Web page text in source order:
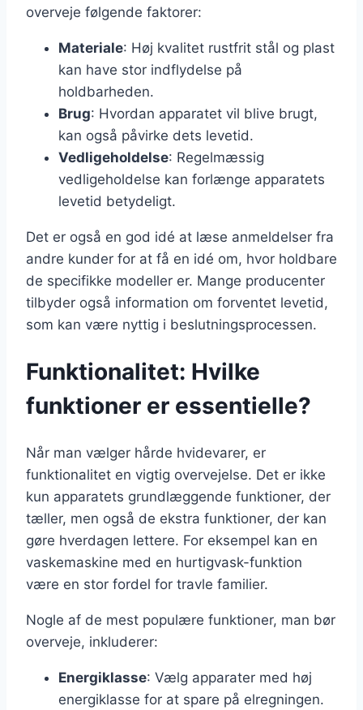
overveje følgende faktorer:
Materiale: Høj kvalitet rustfrit stål og plast
kan have stor indflydelse på
holdbarheden.
Brug: Hvordan apparatet vil blive brugt,
kan også påvirke dets levetid.
Vedligeholdelse: Regelmæssig
vedligeholdelse kan forlænge apparatets
levetid betydeligt.
Det er også en god idé at læse anmeldelser fra
andre kunder for at få en idé om, hvor holdbare
de specifikke modeller er. Mange producenter
tilbyder også information om forventet levetid,
som kan være nyttig i beslutningsprocessen.
Funktionalitet: Hvilke
funktioner er essentielle?
Når man vælger hårde hvidevarer, er
funktionalitet en vigtig overvejelse. Det er ikke
kun apparatets grundlæggende funktioner, der
tæller, men også de ekstra funktioner, der kan
gøre hverdagen lettere. For eksempel kan en
vaskemaskine med en hurtigvask-funktion
være en stor fordel for travle familier.
Nogle af de mest populære funktioner, man bør
overveje, inkluderer:
Energiklasse: Vælg apparater med høj
energiklasse for at spare på elregningen.